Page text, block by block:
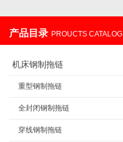
产品目录 PROUCTS CATALOG
机床钢制拖链
重型钢制拖链
全封闭钢制拖链
穿线钢制拖链